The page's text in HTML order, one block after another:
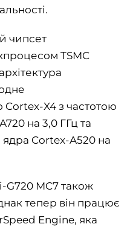
чипсет
TSMC
X4 з частотою
на 3,0 ГГц та
Cortex-A520 на
MC7 також
тепер він працює
Engine, яка